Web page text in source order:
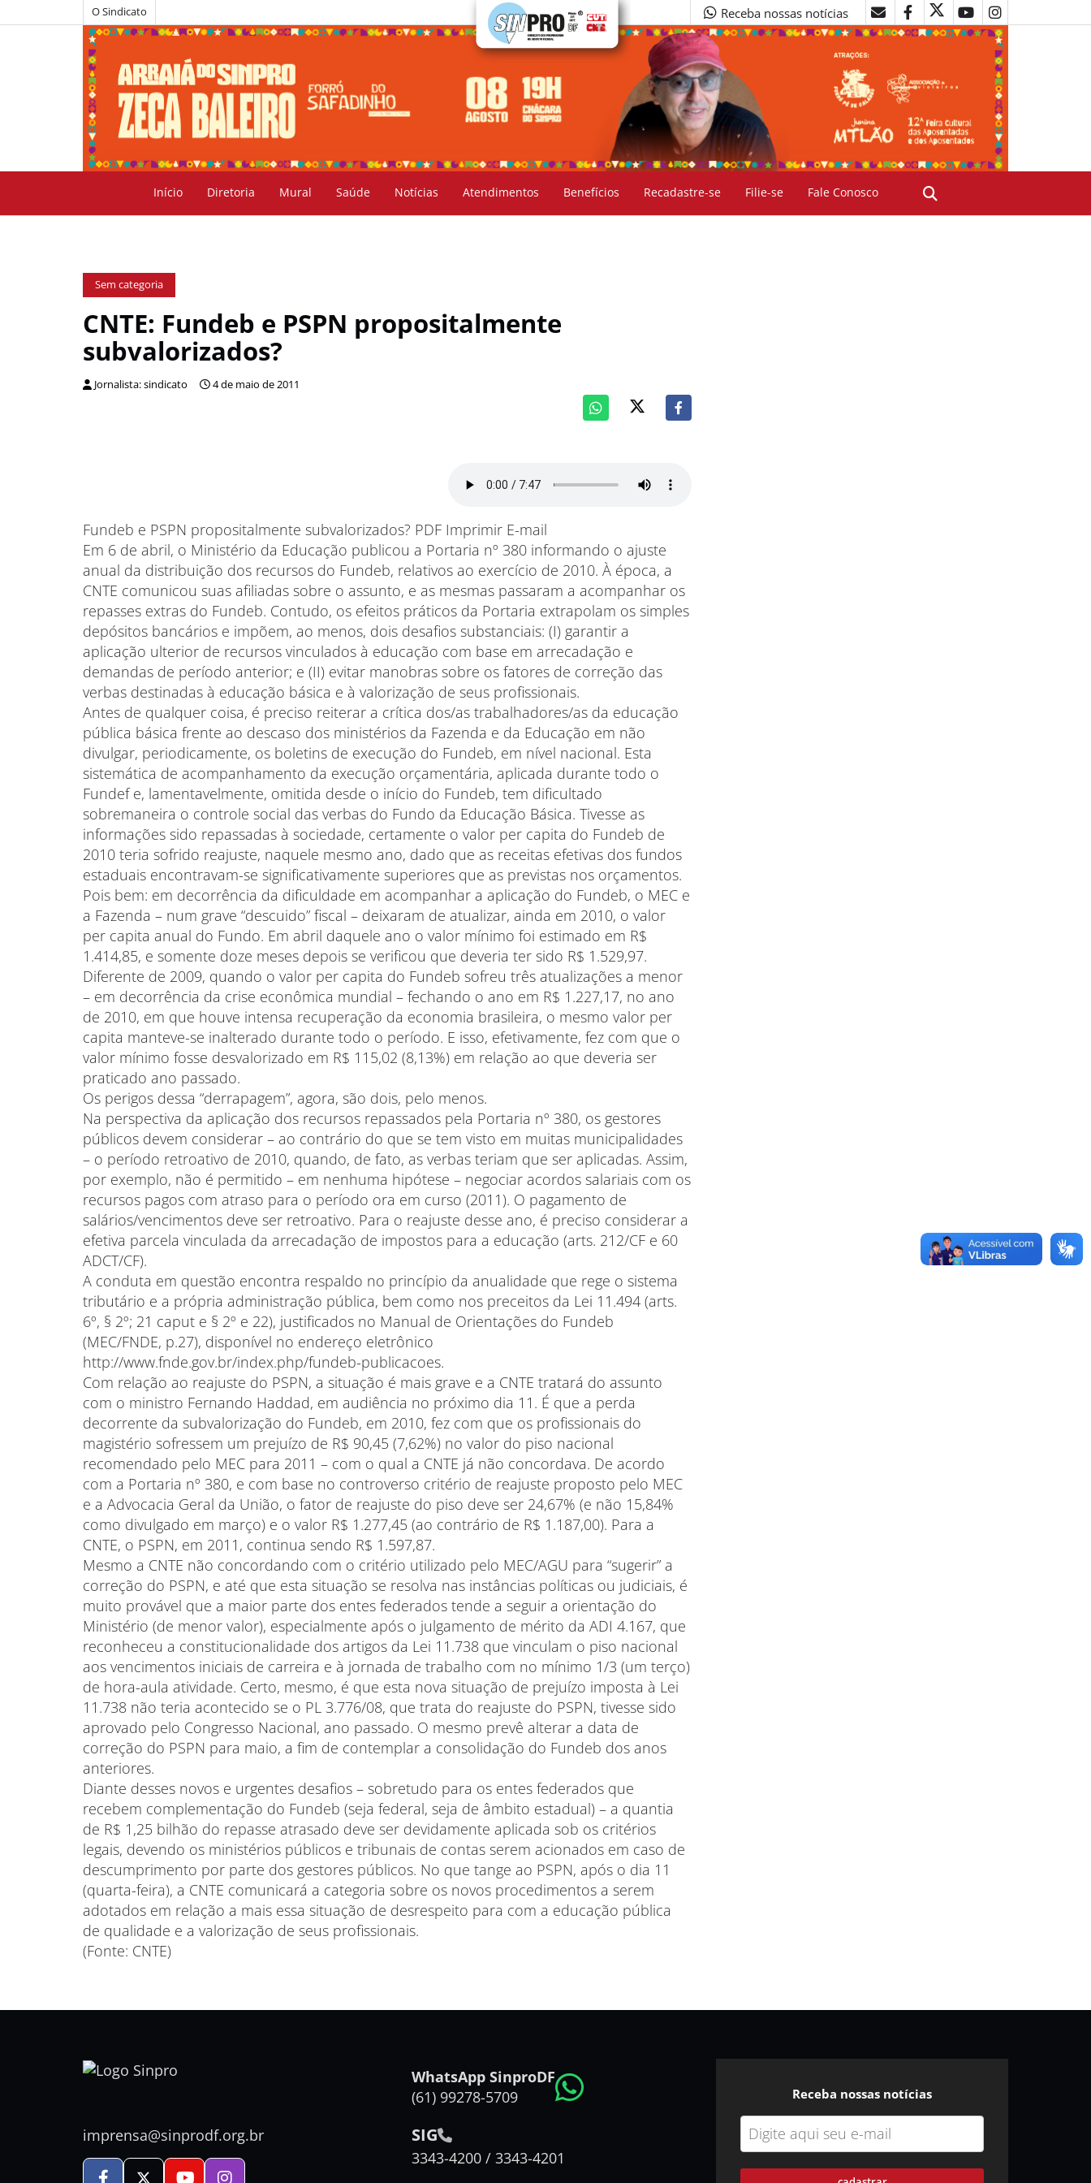
O Sindicato Receba nossas notícias
Início Diretoria Mural Saúde Notícias Atendimentos Benefícios Recadastre-se Filie-se Fale Conosco
Sem categoria
CNTE: Fundeb e PSPN propositalmente
subvalorizados?
Jornalista: sindicato 4 de maio de 2011
Fundeb e PSPN propositalmente subvalorizados? PDF Imprimir E-mail
Em 6 de abril, o Ministério da Educação publicou a Portaria nº 380 informando o ajuste
anual da distribuição dos recursos do Fundeb, relativos ao exercício de 2010. À época, a
CNTE comunicou suas afiliadas sobre o assunto, e as mesmas passaram a acompanhar os
repasses extras do Fundeb. Contudo, os efeitos práticos da Portaria extrapolam os simples
depósitos bancários e impõem, ao menos, dois desafios substanciais: (I) garantir a
aplicação ulterior de recursos vinculados à educação com base em arrecadação e
demandas de período anterior; e (II) evitar manobras sobre os fatores de correção das
verbas destinadas à educação básica e à valorização de seus profissionais.
Antes de qualquer coisa, é preciso reiterar a crítica dos/as trabalhadores/as da educação
pública básica frente ao descaso dos ministérios da Fazenda e da Educação em não
divulgar, periodicamente, os boletins de execução do Fundeb, em nível nacional. Esta
sistemática de acompanhamento da execução orçamentária, aplicada durante todo o
Fundef e, lamentavelmente, omitida desde o início do Fundeb, tem dificultado
sobremaneira o controle social das verbas do Fundo da Educação Básica. Tivesse as
informações sido repassadas à sociedade, certamente o valor per capita do Fundeb de
2010 teria sofrido reajuste, naquele mesmo ano, dado que as receitas efetivas dos fundos
estaduais encontravam-se significativamente superiores que as previstas nos orçamentos.
Pois bem: em decorrência da dificuldade em acompanhar a aplicação do Fundeb, o MEC e
a Fazenda – num grave “descuido” fiscal – deixaram de atualizar, ainda em 2010, o valor
per capita anual do Fundo. Em abril daquele ano o valor mínimo foi estimado em R$
1.414,85, e somente doze meses depois se verificou que deveria ter sido R$ 1.529,97.
Diferente de 2009, quando o valor per capita do Fundeb sofreu três atualizações a menor
– em decorrência da crise econômica mundial – fechando o ano em R$ 1.227,17, no ano
de 2010, em que houve intensa recuperação da economia brasileira, o mesmo valor per
capita manteve-se inalterado durante todo o período. E isso, efetivamente, fez com que o
valor mínimo fosse desvalorizado em R$ 115,02 (8,13%) em relação ao que deveria ser
praticado ano passado.
Os perigos dessa “derrapagem”, agora, são dois, pelo menos.
Na perspectiva da aplicação dos recursos repassados pela Portaria nº 380, os gestores
públicos devem considerar – ao contrário do que se tem visto em muitas municipalidades
– o período retroativo de 2010, quando, de fato, as verbas teriam que ser aplicadas. Assim,
por exemplo, não é permitido – em nenhuma hipótese – negociar acordos salariais com os
recursos pagos com atraso para o período ora em curso (2011). O pagamento de
salários/vencimentos deve ser retroativo. Para o reajuste desse ano, é preciso considerar a
efetiva parcela vinculada da arrecadação de impostos para a educação (arts. 212/CF e 60
ADCT/CF).
A conduta em questão encontra respaldo no princípio da anualidade que rege o sistema
tributário e a própria administração pública, bem como nos preceitos da Lei 11.494 (arts.
6º, § 2º; 21 caput e § 2º e 22), justificados no Manual de Orientações do Fundeb
(MEC/FNDE, p.27), disponível no endereço eletrônico
http://www.fnde.gov.br/index.php/fundeb-publicacoes.
Com relação ao reajuste do PSPN, a situação é mais grave e a CNTE tratará do assunto
com o ministro Fernando Haddad, em audiência no próximo dia 11. É que a perda
decorrente da subvalorização do Fundeb, em 2010, fez com que os profissionais do
magistério sofressem um prejuízo de R$ 90,45 (7,62%) no valor do piso nacional
recomendado pelo MEC para 2011 – com o qual a CNTE já não concordava. De acordo
com a Portaria nº 380, e com base no controverso critério de reajuste proposto pelo MEC
e a Advocacia Geral da União, o fator de reajuste do piso deve ser 24,67% (e não 15,84%
como divulgado em março) e o valor R$ 1.277,45 (ao contrário de R$ 1.187,00). Para a
CNTE, o PSPN, em 2011, continua sendo R$ 1.597,87.
Mesmo a CNTE não concordando com o critério utilizado pelo MEC/AGU para “sugerir” a
correção do PSPN, e até que esta situação se resolva nas instâncias políticas ou judiciais, é
muito provável que a maior parte dos entes federados tende a seguir a orientação do
Ministério (de menor valor), especialmente após o julgamento de mérito da ADI 4.167, que
reconheceu a constitucionalidade dos artigos da Lei 11.738 que vinculam o piso nacional
aos vencimentos iniciais de carreira e à jornada de trabalho com no mínimo 1/3 (um terço)
de hora-aula atividade. Certo, mesmo, é que esta nova situação de prejuízo imposta à Lei
11.738 não teria acontecido se o PL 3.776/08, que trata do reajuste do PSPN, tivesse sido
aprovado pelo Congresso Nacional, ano passado. O mesmo prevê alterar a data de
correção do PSPN para maio, a fim de contemplar a consolidação do Fundeb dos anos
anteriores.
Diante desses novos e urgentes desafios – sobretudo para os entes federados que
recebem complementação do Fundeb (seja federal, seja de âmbito estadual) – a quantia
de R$ 1,25 bilhão do repasse atrasado deve ser devidamente aplicada sob os critérios
legais, devendo os ministérios públicos e tribunais de contas serem acionados em caso de
descumprimento por parte dos gestores públicos. No que tange ao PSPN, após o dia 11
(quarta-feira), a CNTE comunicará a categoria sobre os novos procedimentos a serem
adotados em relação a mais essa situação de desrespeito para com a educação pública
de qualidade e a valorização de seus profissionais.
(Fonte: CNTE)
imprensa@sinprodf.org.br
WhatsApp SinproDF
(61) 99278-5709
SIG
3343-4200 / 3343-4201
Receba nossas notícias